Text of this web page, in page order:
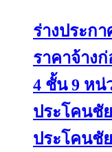
ร่างประก
ราคาจ้าง
4 ชั้น 9 หน่
ประโคนชั
ประโคนชั